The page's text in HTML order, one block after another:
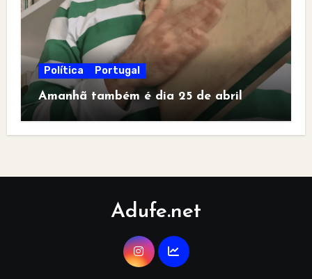
Política Portugal
Amanhã também é dia 25 de abril
Adufe.net